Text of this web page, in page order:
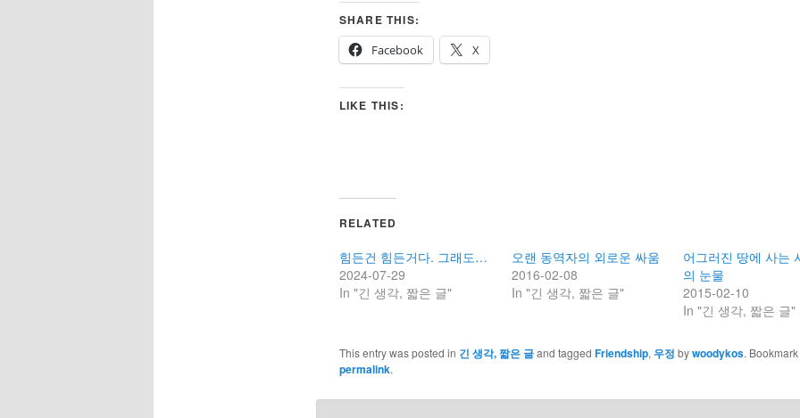
SHARE THIS:
Facebook
X
LIKE THIS:
RELATED
힘든건 힘든거다. 그래도…
2024-07-29
In "긴 생각, 짧은 글"
오랜 동역자의 외로운 싸움
2016-02-08
In "긴 생각, 짧은 글"
어그러진 땅에 사는
의 눈물
2015-02-10
In "긴 생각, 짧은 글"
This entry was posted in 긴 생각, 짧은 글and tagged Friendship, 우정 bywoodykos.
permalink.